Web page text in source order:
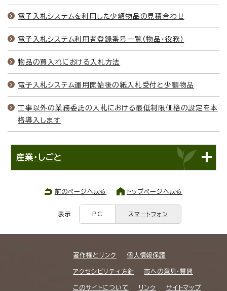
電子入札システムを利用した少額物品の見積合わせ
電子入札システム利用者登録番号一覧（物品・役務）
物品の買入れにおける入札方法
電子入札システム運用開始後の紙入札受付と少額物品
工事以外の業務委託の入札における最低制限価格の設定を本
格導入します
産業・しごと
前のページへ戻る トップページへ戻る
表示 PC スマートフォン
著作権とリンク 個人情報保護
アクセシビリティ方針 市への意見・質問
このサイトについて リンク サイトマップ